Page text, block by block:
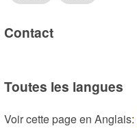
Contact
Toutes les langues
Voir cette page en Anglais: